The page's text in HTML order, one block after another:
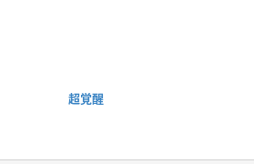
超覚醒